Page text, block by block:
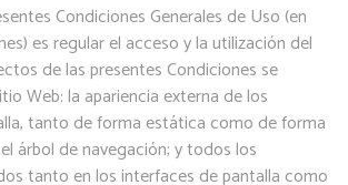
Condiciones Generales de Uso (en
es regular el acceso y la utilización del
de las presentes Condiciones se
Web: la apariencia externa de los
tanto de forma estática como de forma
árbol de navegación; y todos los
tanto en los interfaces de pantalla como